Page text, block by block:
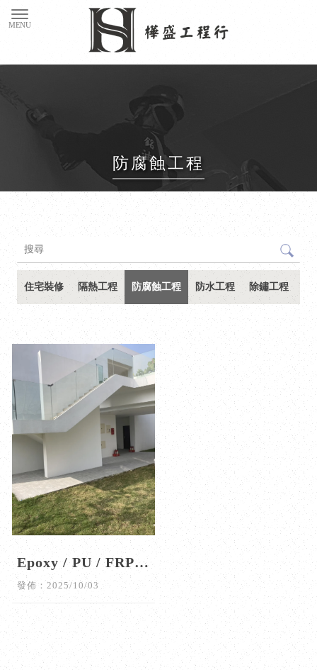
防腐蝕工程
住宅裝修 隔熱工程 防腐蝕工程 防水工程 除鏽工程
Epoxy / PU / FRP該
怎麼選？台南防腐
蝕工程
發佈：2025/10/03